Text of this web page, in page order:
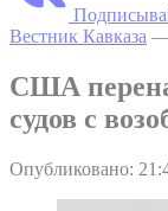
Вестник Кавказа
США
судов с
Опубликовано: